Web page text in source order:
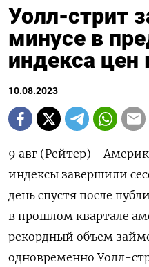
Уолл-стрит
минусе в
индекса
10.08.2023
9 авг (Рейтер) -
индексы завершили
день спустя после
в прошлом квартале
рекордный объем
одновременно Уолл-